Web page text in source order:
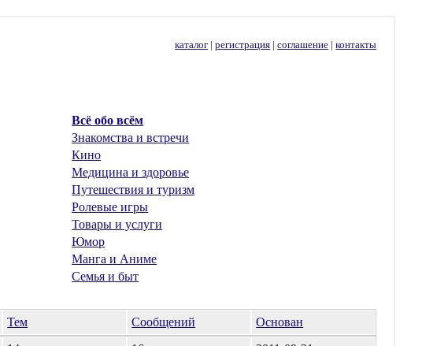
каталог |регистрация |соглашение |контакты
Всё обо всём
Знакомства и встречи
Кино
Медицина и здоровье
Путешествия и туризм
Ролевые игры
Товары и услуги
Юмор
Манга и Аниме
Семья и быт
Тем Сообщений
Основан